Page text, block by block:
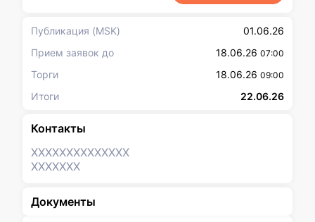
Публикация (MSK)
01.06.26
Прием заявок до
18.06.26 07:00
Торги 18.06.26 09:00
Итоги 22.06.26
Контакты
XXXXXXXXXXXXXX
XXXXXXX
Документы